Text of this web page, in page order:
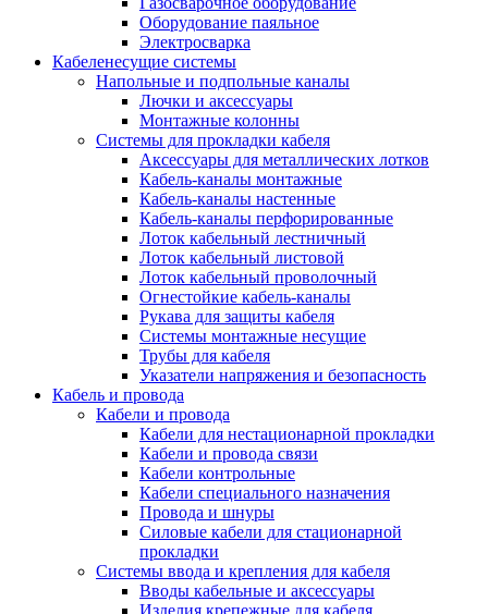
Оборудование паяльное
Электросварка
Кабеленесущие системы
Напольные и подпольные каналы
Лючки и аксессуары
Монтажные колонны
Системы для прокладки кабеля
Аксессуары для металлических лотков
Кабель-каналы монтажные
Кабель-каналы настенные
Кабель-каналы перфорированные
Лоток кабельный лестничный
Лоток кабельный листовой
Лоток кабельный проволочный
Огнестойкие кабель-каналы
Рукава для защиты кабеля
Системы монтажные несущие
Трубы для кабеля
Указатели напряжения и безопасность
Кабель и провода
Кабели и провода
Кабели для нестационарной прокладки
Кабели и провода связи
Кабели контрольные
Кабели специального назначения
Провода и шнуры
Силовые кабели для стационарной
прокладки
Системы ввода и крепления для кабеля
Вводы кабельные и аксессуары
Изделия крепежные для кабеля